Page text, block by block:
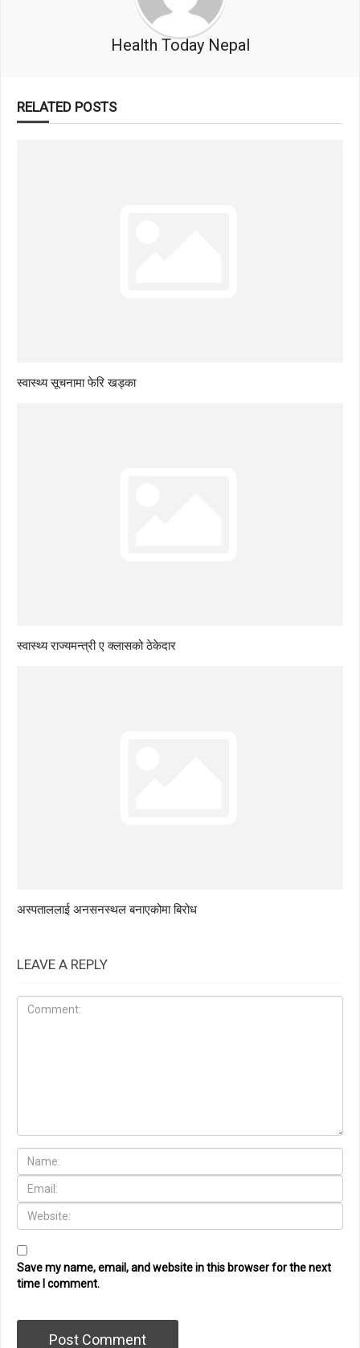
Health Today Nepal
RELATED POSTS
स्वास्थ्य सूचनामा फेरि खड्का
स्वास्थ्य राज्यमन्त्री ए क्लासको ठेकेदार
अस्पताललाई अनसनस्थल बनाएकोमा बिरोध
LEAVE A REPLY
Save my name, email, and website in this browser for the next
time I comment.